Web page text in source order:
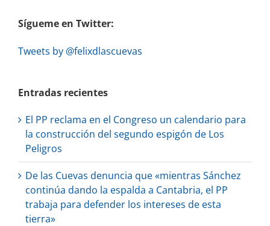
Sígueme en Twitter:
Tweets by @felixdlascuevas
Entradas recientes
El PP reclama en el Congreso un calendario para
la construcción del segundo espigón de Los
Peligros
De las Cuevas denuncia que «mientras Sánchez
continúa dando la espalda a Cantabria, el PP
trabaja para defender los intereses de esta
tierra»